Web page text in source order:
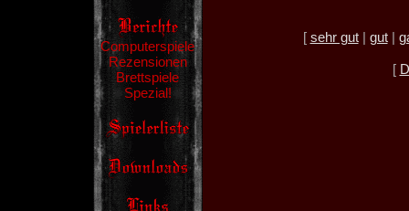
Computerspiele
Rezensionen
Brettspiele
Spezial!
[ sehr gut| gut|
[